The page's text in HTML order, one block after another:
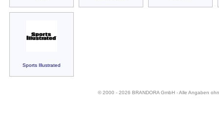
Sports Illustrated
© 2000 - 2026 BRANDORA GmbH - Alle Angaben